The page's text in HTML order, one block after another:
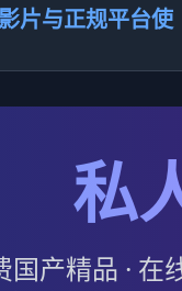
片与正规平台使
私
国产精品 · 在